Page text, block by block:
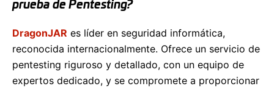
prueba de Pentesting?
DragonJAR es líder en seguridad informática,
reconocida internacionalmente. Ofrece un servicio de
pentesting riguroso y detallado, con un equipo de
expertos dedicado, y se compromete a proporcionar